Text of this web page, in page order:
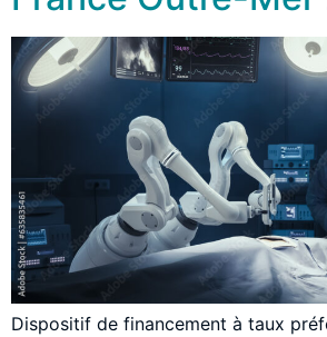
Dispositif de financement à taux